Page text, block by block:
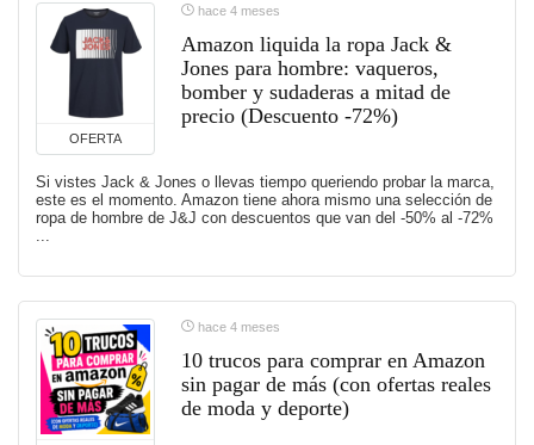
OFERTA
hace 4 meses
Amazon liquida la ropa Jack &
Jones para hombre: vaqueros,
bomber y sudaderas a mitad de
precio (Descuento -72%)
Si vistes Jack & Jones o llevas tiempo queriendo probar la marca,
este es el momento. Amazon tiene ahora mismo una selección de
ropa de hombre de J&J con descuentos que van del -50% al -72%
hace 4 meses
10 trucos para comprar en Amazon
sin pagar de más (con ofertas reales
de moda y deporte)